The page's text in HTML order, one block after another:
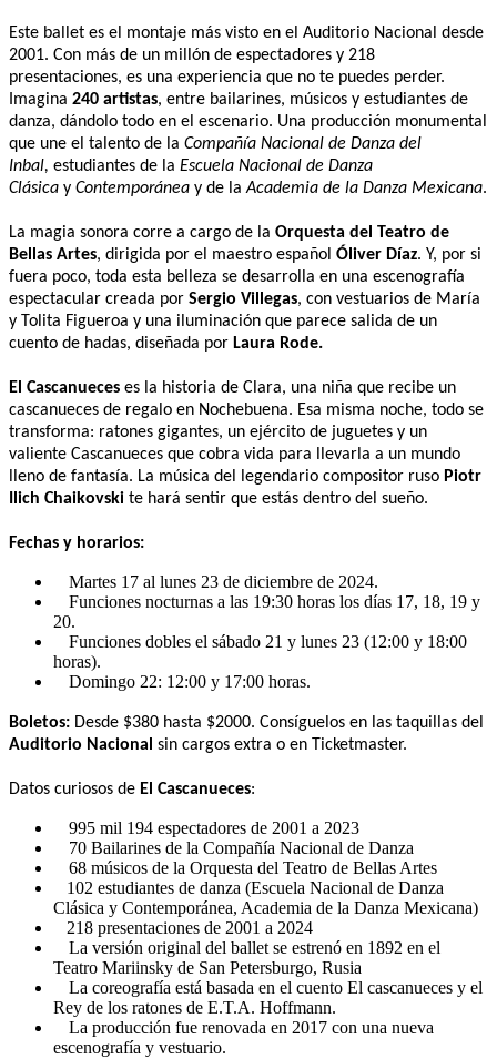
Este ballet es el montaje más visto en el Auditorio Nacional desde
2001. Con más de un millón de espectadores y 218
presentaciones, es una experiencia que no te puedes perder.
Imagina 240 artistas, entre bailarines, músicos y estudiantes de
danza, dándolo todo en el escenario. Una producción monumental
que une el talento de la Compañía Nacional de Danza del
Inbal, estudiantes de la Escuela Nacional de Danza
Clásica y Contemporánea y de laAcademia de la Danza Mexicana.
La magia sonora corre a cargo de la Orquesta del Teatro de
Bellas Artes, dirigida por el maestro español Óliver Díaz. Y, por si
fuera poco, toda esta belleza se desarrolla en una escenografía
espectacular creada por Sergio Villegas, con vestuarios de María
y Tolita Figueroa y una iluminación que parece salida de un
cuento de hadas, diseñada por Laura Rode.
El Cascanueces es la historia de Clara, una niña que recibe un
cascanueces de regalo en Nochebuena. Esa misma noche, todo se
transforma: ratones gigantes, un ejército de juguetes y un
valiente Cascanueces que cobra vida para llevarla a un mundo
lleno de fantasía. La música del legendario compositor ruso Piotr
Ilich Chaikovski te hará sentir que estás dentro del sueño.
Fechas y horarios:
Martes 17 al lunes 23 de diciembre de 2024.
Funciones nocturnas a las 19:30 horas los días 17, 18, 19 y
20.
Funciones dobles el sábado 21 y lunes 23 (12:00 y 18:00
horas).
Domingo 22: 12:00 y 17:00 horas.
Boletos: Desde $380 hasta $2000. Consíguelos en las taquillas del
Auditorio Nacional sin cargos extra o en Ticketmaster.
Datos curiosos de El Cascanueces:
995 mil 194 espectadores de 2001 a 2023
70 Bailarines de la Compañía Nacional de Danza
68 músicos de la Orquesta del Teatro de Bellas Artes
102 estudiantes de danza (Escuela Nacional de Danza
Clásica y Contemporánea, Academia de la Danza Mexicana)
218 presentaciones de 2001 a 2024
La versión original del ballet se estrenó en 1892 en el
Teatro Mariinsky de San Petersburgo, Rusia
La coreografía está basada en el cuento El cascanueces y el
Rey de los ratones de E.T.A. Hoffmann.
La producción fue renovada en 2017 con una nueva
escenografía y vestuario.